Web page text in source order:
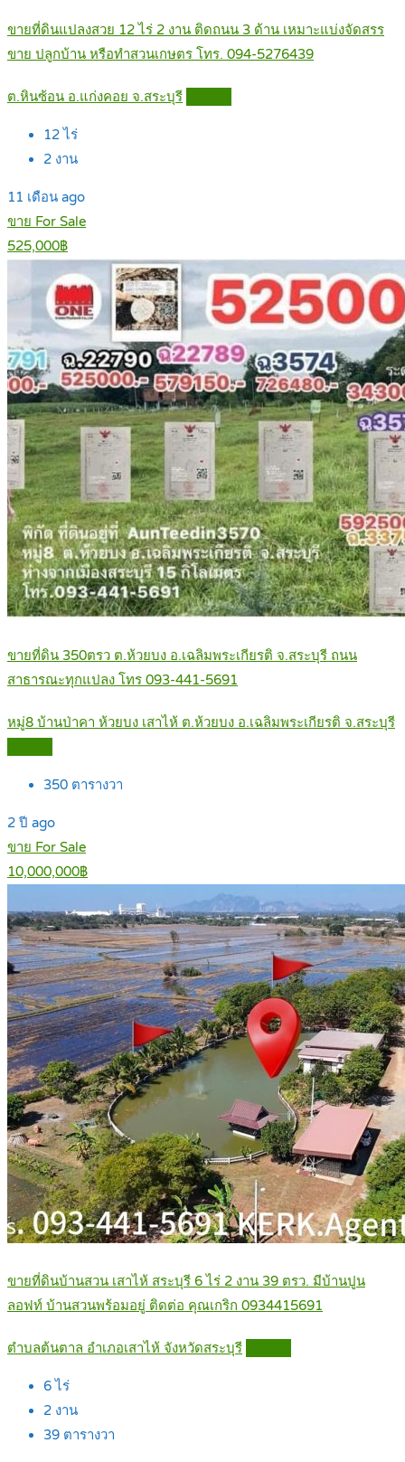
ขายที่ดินแปลงสวย 12 ไร่ 2 งาน ติดถนน 3 ด้าน เหมาะแบ่งจัดสรร
ขาย ปลูกบ้าน หรือทำสวนเกษตร โทร. 094-5276439
ต.หินซ้อน อ.แก่งคอย จ.สระบุรี
12 ไร่
2 งาน
11 เดือน ago
ขาย For Sale
525,000฿
ขายที่ดิน 350ตรว ต.ห้วยบง อ.เฉลิมพระเกียรติ จ.สระบุรี ถนน
สาธารณะทุกแปลง โทร 093-441-5691
หมู่8 บ้านป่าคา ห้วยบง เสาไห้ ต.ห้วยบง อ.เฉลิมพระเกียรติ จ.สระบุรี
350 ตารางวา
2 ปี ago
ขาย For Sale
10,000,000฿
ขายที่ดินบ้านสวน เสาไห้ สระบุรี 6 ไร่ 2 งาน 39 ตรว. มีบ้านปูน
ลอฟท์ บ้านสวนพร้อมอยู่ ติดต่อ คุณเกริก 0934415691
ตำบลต้นตาล อำเภอเสาไห้ จังหวัดสระบุรี
6ไร่
2 งาน
39 ตารางวา